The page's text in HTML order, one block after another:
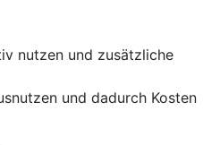
nutzen und zusätzliche
und dadurch Kosten